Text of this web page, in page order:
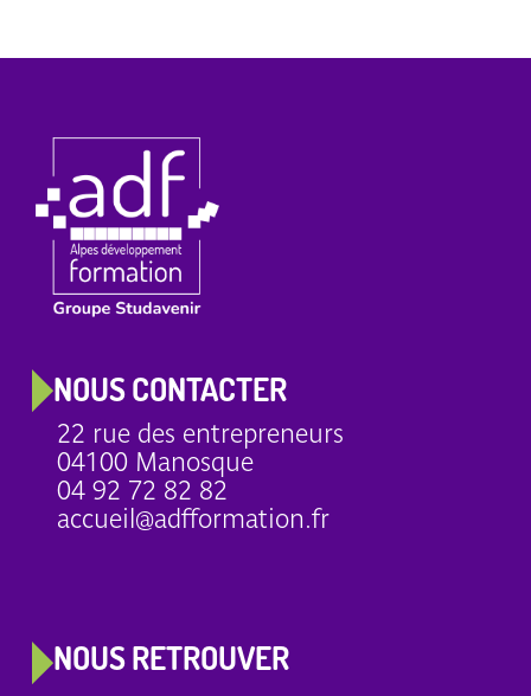
NOUS CONTACTER
22 rue des entrepreneurs
04100 Manosque
04 92 72 82 82
accueil@adfformation.fr
NOUS RETROUVER